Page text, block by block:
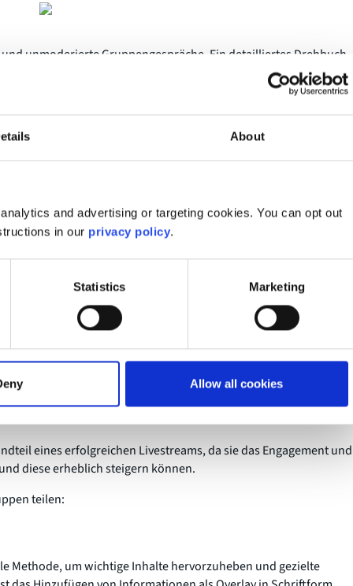
About
and advertising or targeting cookies. You can opt out
in our privacy policy.
Statistics Marketing
Allow all cookies
unmoderierte Gruppengespräche. Ein detailliertes Drehbuch
Ihres Live-Events und optimale Nutzung der Zeit. Bereiten Sie
vorab detailliert vor. Besprechen Sie Abläufe mit den Speakern
im Voraus und teilen Sie eine Agenda mit Ihrem Publikum,
zur Zufriedenheit erfüllt werden.
Rolle für Ihren Livestream, schließlich wollen Sie als
Dazu gehört die Auswahl der richtigenPlattformund
und über welche Medien erfährt sie von Ihrem Livestream?
Livestreams ihre volle Wirkung entfalten und das Publikum
gefragt, was Ihr Publikum eigentlich gerade wirklich macht? Ist
Was denken Ihre Zuschauer:innen und wie
eines erfolgreichen Livestreams, da sie das Engagement und
diese erheblich steigern können.
teilen:
Methode, um wichtige Inhalte hervorzuheben und gezielte